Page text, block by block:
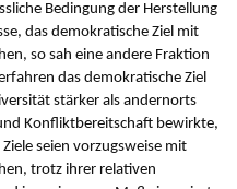
Bedingung der Herstellung
das demokratische Ziel mit
so sah eine andere Fraktion
das demokratische Ziel
stärker als andernorts
Konfliktbereitschaft bewirkte,
seien vorzugsweise mit
trotz ihrer relativen